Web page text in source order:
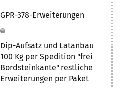
GPR-378-Erweiterungen
Dip-Aufsatz und Latanbau
100 Kg per Spedition "frei
Bordsteinkante" restliche
Erweiterungen per Paket